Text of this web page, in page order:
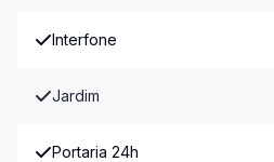
Interfone
Jardim
Portaria 24h